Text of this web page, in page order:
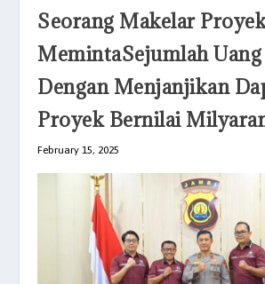
Seorang Makelar
MemintaSejumlah
Dengan Menjanjikan
Proyek Bernilai
February 15, 2025